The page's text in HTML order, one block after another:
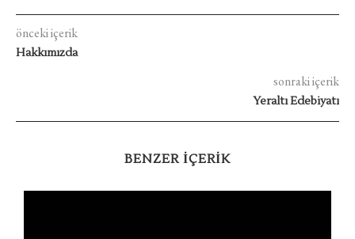
önceki içerik
Hakkımızda
sonraki içerik
Yeraltı Edebiyatı
BENZER IÇERIK